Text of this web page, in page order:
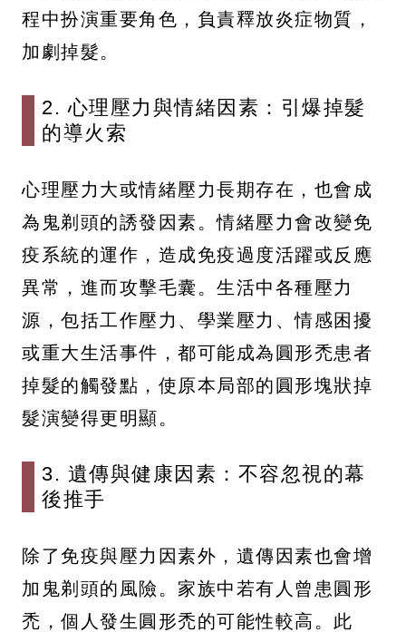
程中扮演重要角色，負責釋放炎症物質，
加劇掉髮。
2. 心理壓力與情緒因素：引爆掉髮
的導火索
心理壓力大或情緒壓力長期存在，也會成
為鬼剃頭的誘發因素。情緒壓力會改變免
疫系統的運作，造成免疫過度活躍或反應
異常，進而攻擊毛囊。生活中各種壓力
源，包括工作壓力、學業壓力、情感困擾
或重大生活事件，都可能成為圓形禿患者
掉髮的觸發點，使原本局部的圓形塊狀掉
髮演變得更明顯。
3. 遺傳與健康因素：不容忽視的幕
後推手
除了免疫與壓力因素外，遺傳因素也會增
加鬼剃頭的風險。家族中若有人曾患圓形
禿，個人發生圓形禿的可能性較高。此